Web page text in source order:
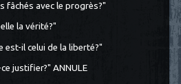
fâchés avec le progrès?"
la vérité?"
est-il celui de la liberté?"
justifier?" ANNULE